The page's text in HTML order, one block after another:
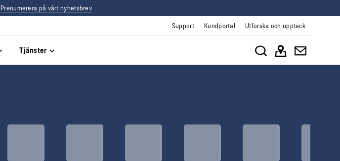
Prenumerera på vårt nyhetsbrev
Support Kundportal Utforska och upptäck
Tjänster